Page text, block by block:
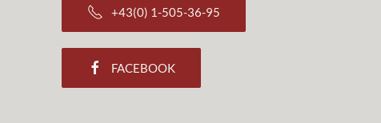
+43(0) 1-505-36-95
FACEBOOK